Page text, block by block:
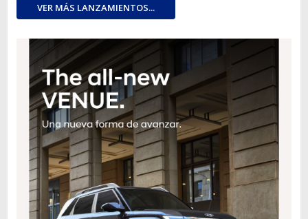
VER MÁS LANZAMIENTOS...